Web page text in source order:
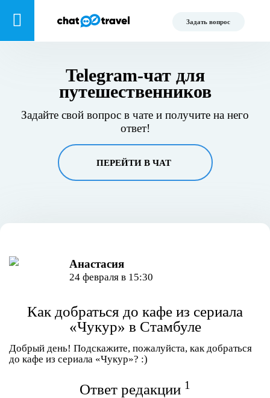
Задать вопрос
Telegram-чат для
путешественников
Задайте свой вопрос в чате и получите на него
ответ!
ПЕРЕЙТИ В ЧАТ
Анастасия
24 февраля в 15:30
Как добраться до кафе из сериала
«Чукур» в Стамбуле
Добрый день! Подскажите, пожалуйста, как добраться
до кафе из сериала «Чукур»? :)
Ответ редакции 1